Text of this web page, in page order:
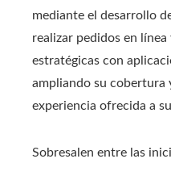
mediante el desarrollo
realizar pedidos en línea
estratégicas con
ampliando su cobertura
experiencia ofrecida a
Sobresalen entre las